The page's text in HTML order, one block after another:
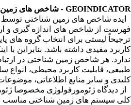
GEOINDICATOR - شاخص های زمین
ایده شاخص های زمین شناختی توسط اتحادیه بین
فهرست از شاخص های اندازه گیری و
ترجیحاً لیستی برای انتخاب گروه
ندارد. هر شاخص زمین شناختی در
طبیعی، قابلیت کاربرد محیطی، انواع
کلیدی و سایر منابع اطلاعاتی،
از دیدگاه ژئومورفولوژی مخصوصا
کلی سیستم های زمین شناختی مناسب